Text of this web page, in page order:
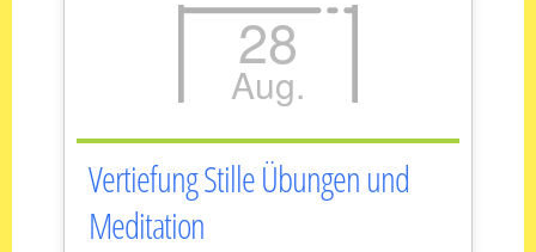
28
Aug.
Vertiefung Stille Übungen und
Meditation